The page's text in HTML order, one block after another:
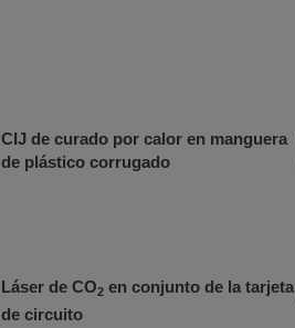
CIJ de curado por calor en manguera
de plástico corrugado
Láser de CO2en conjunto de la tarjeta
de circuito